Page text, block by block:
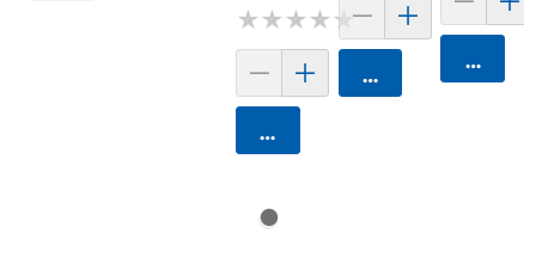
★★★★★
★★★★★
카트에 담기
카트에 담기
카트에